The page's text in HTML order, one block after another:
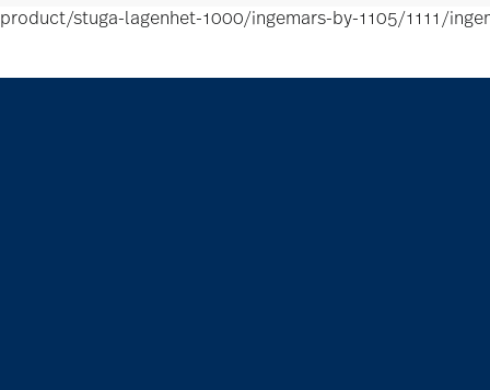
product/stuga-lagenhet-1000/ingemars-by-1105/1111/